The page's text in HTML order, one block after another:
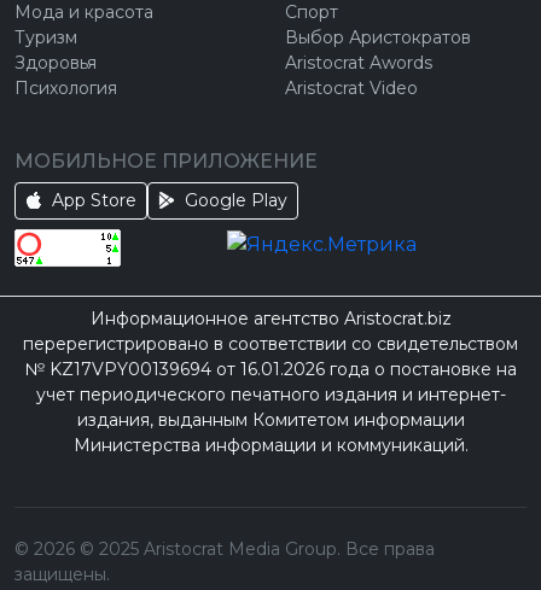
Мода и красота
Туризм
Здоровья
Психология
Спорт
Выбор Аристократов
Aristocrat Awords
Aristocrat Video
МОБИЛЬНОЕ ПРИЛОЖЕНИЕ
App Store Google Play
Информационное агентство Aristocrat.biz
перерегистрировано в соответствии со свидетельством
№ KZ17VPY00139694 от 16.01.2026 года о постановке на
учет периодического печатного издания и интернет-
издания, выданным Комитетом информации
Министерства информации и коммуникаций.
© 2026 © 2025 Aristocrat Media Group. Все права
защищены.